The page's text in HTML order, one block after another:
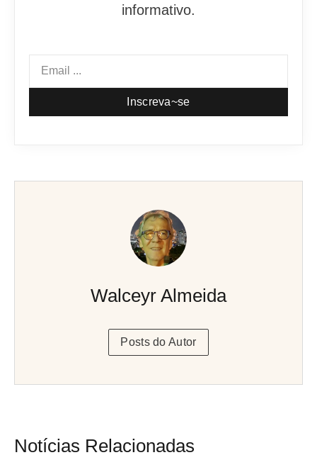
informativo.
Inscreva~se
Walceyr Almeida
Posts do Autor
Notícias Relacionadas